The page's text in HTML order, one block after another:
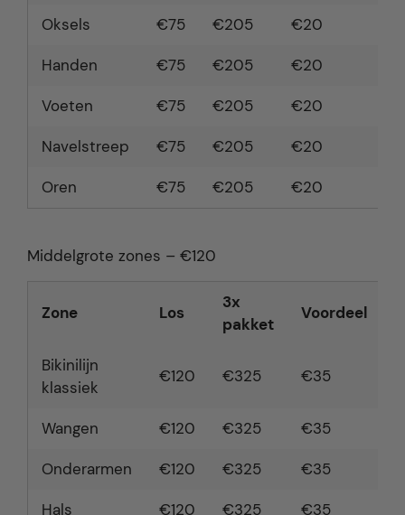
Oksels €75 €205 €20
Handen €75 €205 €20
Voeten €75 €205 €20
Navelstreep €75 €205 €20
Oren €75 €205 €20
Middelgrote zones – €120
Zone Los
3x
pakket
Voordeel
Bikinilijn
klassiek
€120 €325 €35
Wangen €120 €325 €35
Onderarmen €120 €325 €35
Hals €120 €325 €35